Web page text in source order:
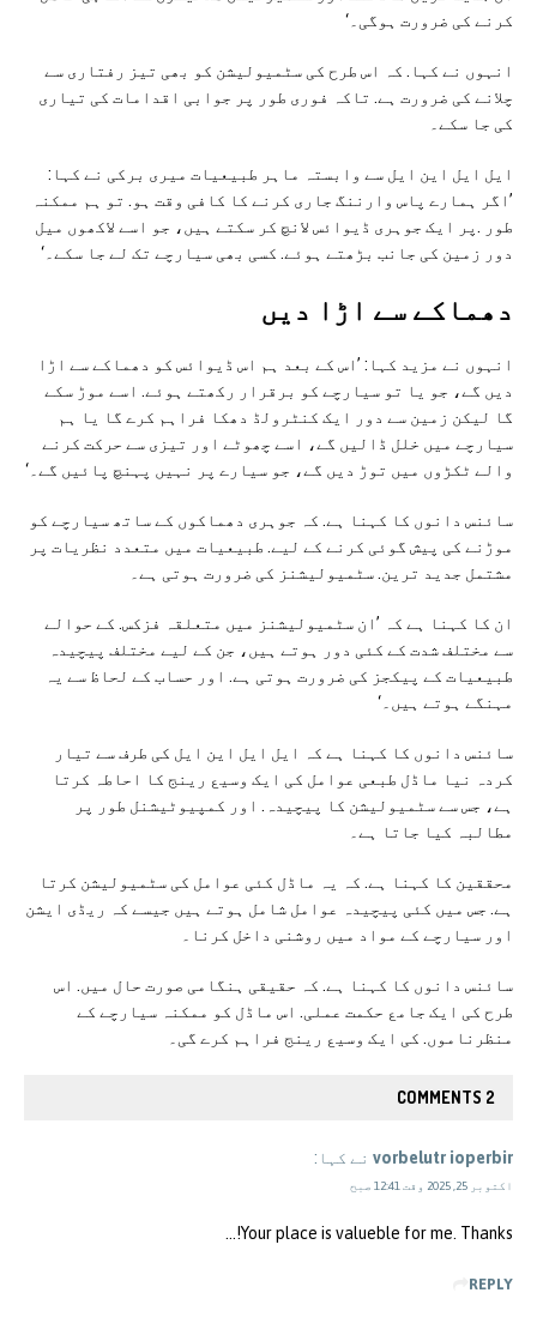
کرنے کی ضرورت ہوگی۔‘
انہوں نے کہا. کہ اس طرح کی سٹمیولیشن کو بھی تیز رفتاری سے
چلانے کی ضرورت ہے. تاکہ فوری طور پر جوابی اقدامات کی تیاری
کی جا سکے۔
ایل ایل این ایل سے وابستہ ماہر طبیعیات میری برکی نے کہا:
’اگر ہمارے پاس وارننگ جاری کرنے کا کافی وقت ہو. تو ہم ممکنہ
طور .پر ایک جوہری ڈیوائس لانچ کر سکتے ہیں، جو اسے لاکھوں میل
دور زمین کی جانب بڑھتے ہوئے. کسی بھی سیارچے تک لے جا سکے۔‘
دھماکے سے اڑا دیں
انہوں نے مزید کہا: ’اس کے بعد ہم اس ڈیوائس کو دھماکے سے اڑا
دیں گے، جو یا تو سیارچے کو برقرار رکھتے ہوئے. اسے موڑ سکے
گا لیکن زمین سے دور ایک کنٹرولڈ دھکا فراہم کرے گا یا ہم
سیارچے میں خلل ڈالیں گے، اسے چھوٹے اور تیزی سے حرکت کرنے
والے ٹکڑوں میں توڑ دیں گے، جو سیارے پر نہیں پہنچ پائیں گے۔‘
سائنس دانوں کا کہنا ہے. کہ جوہری دھماکوں کے ساتھ سیارچے کو
موڑنے کی پیش گوئی کرنے کے لیے. طبیعیات میں متعدد نظریات پر
مشتمل جدید ترین. سٹمیولیشنز کی ضرورت ہوتی ہے۔
ان کا کہنا ہے کہ ’ان سٹمیولیشنز میں متعلقہ فزکس. کے حوالے
سے مختلف شدت کے کئی دور ہوتے ہیں، جن کے لیے مختلف پیچیدہ
طبیعیات کے پیکجز کی ضرورت ہوتی ہے. اور حساب کے لحاظ سے یہ
مہنگے ہوتے ہیں۔‘
سائنس دانوں کا کہنا ہے کہ ایل ایل این ایل کی طرف سے تیار
کردہ نیا ماڈل طبعی عوامل کی ایک وسیع رینج کا احاطہ کرتا
ہے، جس سے سٹمیولیشن کا پیچیدہ. اور کمپیوٹیشنل طور پر
مطالبہ کیا جاتا ہے۔
محققین کا کہنا ہے. کہ یہ ماڈل کئی عوامل کی سٹمیولیشن کرتا
ہے. جس میں کئی پیچیدہ عوامل شامل ہوتے ہیں جیسے کہ ریڈی ایشن
اور سیارچے کے مواد میں روشنی داخل کرنا۔
سائنس دانوں کا کہنا ہے. کہ حقیقی ہنگامی صورت حال میں. اس
طرح کی ایک جامع حکمت عملی. اس ماڈل کو ممکنہ سیارچے کے
منظرناموں. کی ایک وسیع رینج فراہم کرے گی۔
2 COMMENTS
vorbelutr ioperbir نے کہا:
اکتوبر 25, 2025 وقت 12:41 صبح
Your place is valueble for me. Thanks!…
REPLY